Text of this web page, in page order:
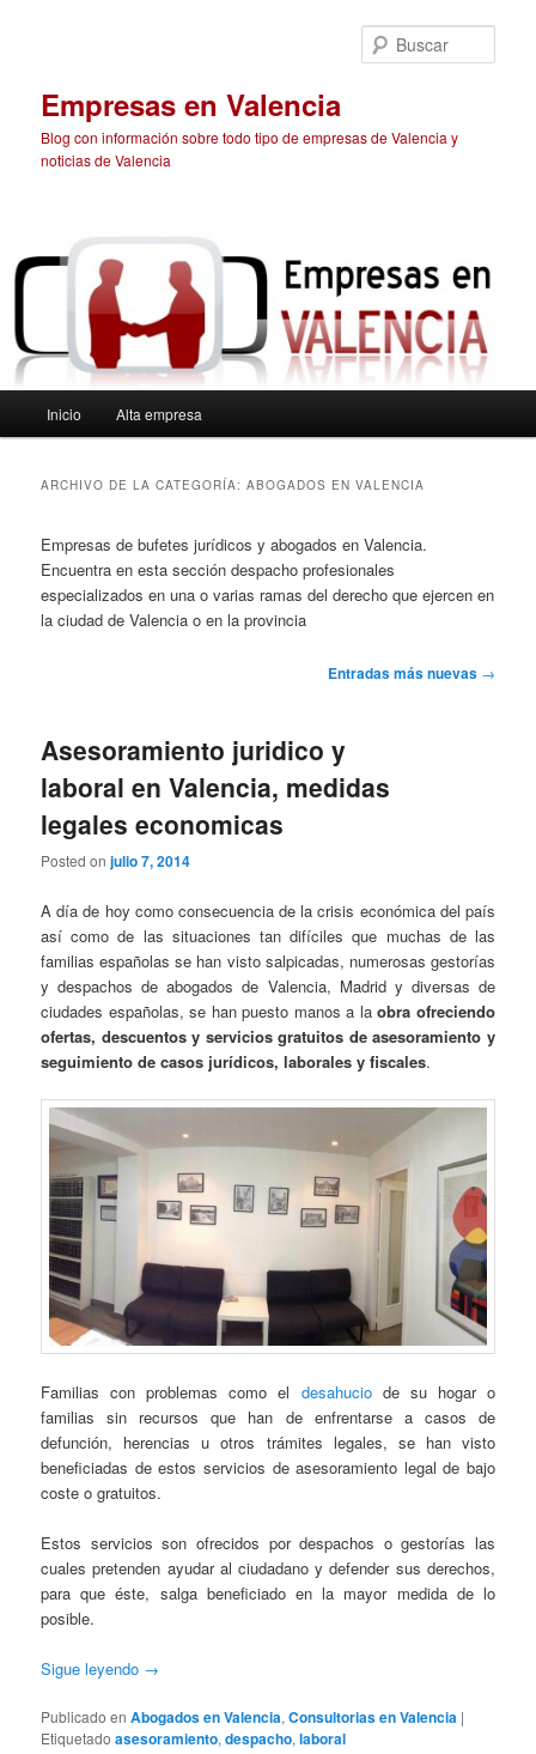
Empresas en Valencia
Blog con información sobre todo tipo de empresas de Valencia y
noticias de Valencia
principal
Inicio Alta empresa
ARCHIVO DE LA CATEGORÍA:ABOGADOS EN VALENCIA
Empresas de bufetes jurídicos y abogados en Valencia.
Encuentra en esta sección despacho profesionales
especializados en una o varias ramas del derecho que ejercen en
la ciudad de Valencia o en la provincia
Entradas más nuevas →
Asesoramiento juridico y
laboral en Valencia, medidas
legales economicas
Posted onjulio 7, 2014
A día de hoy como consecuencia de la crisis económica del país
así como de las situaciones tan difíciles que muchas de las
familias españolas se han visto salpicadas, numerosas gestorías
y despachos de abogados de Valencia, Madrid y diversas de
ciudades españolas, se han puesto manos a laobra ofreciendo
ofertas, descuentos y servicios gratuitos de asesoramiento y
seguimiento de casos jurídicos, laborales y fiscales.
Familias con problemas como el desahuciode su hogar o
familias sin recursos que han de enfrentarse a casos de
defunción, herencias u otros trámites legales, se han visto
beneficiadas de estos servicios de asesoramiento legal de bajo
coste o gratuitos.
Estos servicios son ofrecidos por despachos o gestorías las
cuales pretenden ayudar al ciudadano y defender sus derechos,
para que éste, salga beneficiado en la mayor medida de lo
posible.
Sigue leyendo →
Publicado en Abogados en Valencia,Consultorias en Valencia |
Etiquetado asesoramiento,despacho,laboral